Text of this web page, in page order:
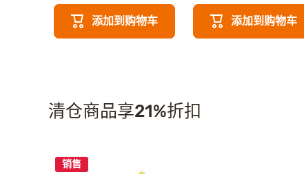
添加到购物车 添加到购物车
清仓商品享21%折扣
销售